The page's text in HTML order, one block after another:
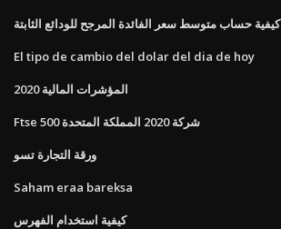
كيفية حساب متوسط ​​سعر الفائدة المرجح للودائع الثابتة
El tipo de cambio del dolar del dia de hoy
المؤشرات المالية 2020
Ftse 500 شركة 2020 المملكة المتحدة
ورقة التجارة تسو
Saham eraa bareksa
كيفية استخدام الفهرس